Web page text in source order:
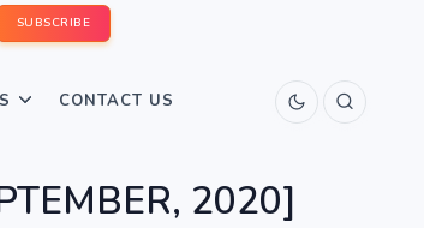
SUBSCRIBE
CONTACT US
2020]